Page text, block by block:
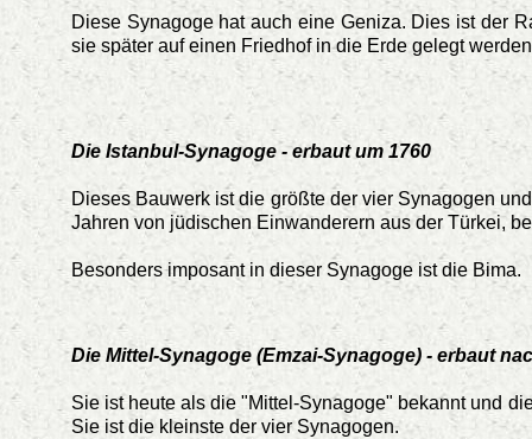
Diese Synagoge hat auch eine Geniza. Dies ist der
sie später auf einen Friedhof in die Erde gelegt
Die Istanbul-Synagoge - erbaut um 1760
Dieses Bauwerk ist die größte der vier Synagogen
Jahren von jüdischen Einwanderern aus der Türkei,
Besonders imposant in dieser Synagoge ist die Bima.
Die Mittel-Synagoge (Emzai-Synagoge) - erbaut
Sie ist heute als die "Mittel-Synagoge" bekannt und
Sie ist die kleinste der vier Synagogen.